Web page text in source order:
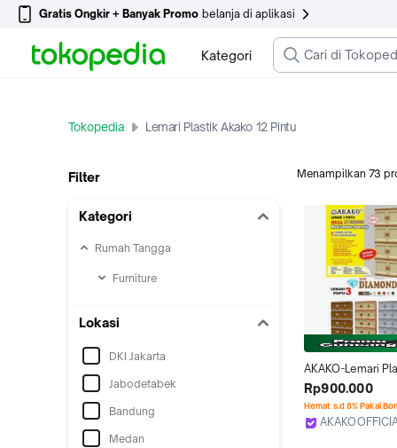
Gratis Ongkir + Banyak Promo belanja di aplikasi
Kategori
Tokopedia Lemari Plastik Akako 12 Pintu
Filter
Kategori
Rumah Tangga
Furniture
Lokasi
DKI Jakarta
Jabodetabek
Bandung
Medan
Menampilkan 73
AKAKO-Lemari
Pintu 4 Susun/
D
Rp900.000
Hemat s.d 8% Pakai